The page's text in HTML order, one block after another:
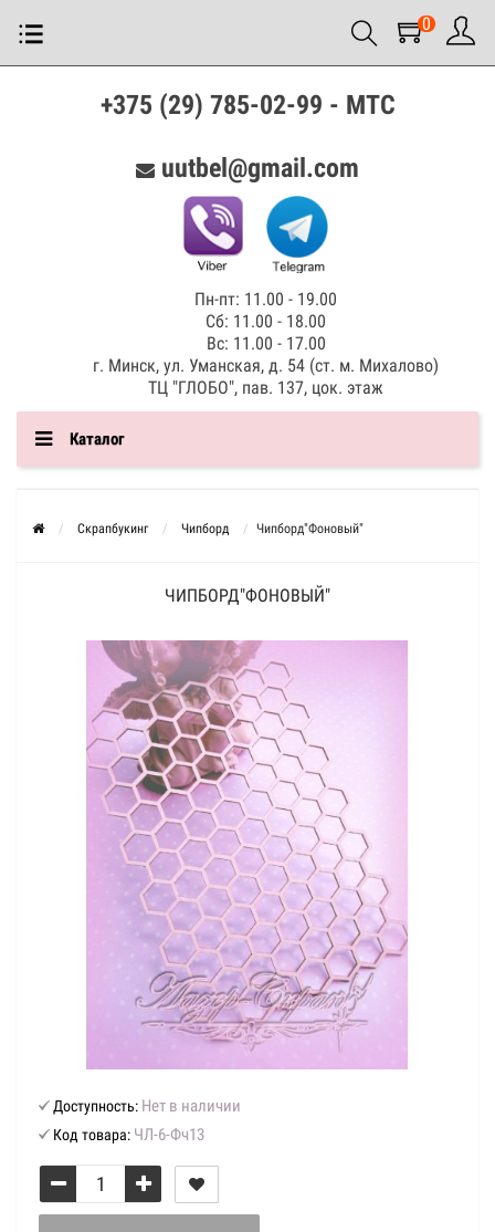
0
+375 (29) 785-02-99 - МТС
uutbel@gmail.com
Пн-пт: 11.00 - 19.00
Сб: 11.00 - 18.00
Вс: 11.00 - 17.00
г. Минск, ул. Уманская, д. 54 (ст. м. Михалово)
ТЦ "ГЛОБО", пав. 137, цок. этаж
Каталог
Скрапбукинг Чипборд Чипборд"Фоновый"
ЧИПБОРД"ФОНОВЫЙ"
Доступность: Нет в наличии
Код товара: ЧЛ-6-Фч13